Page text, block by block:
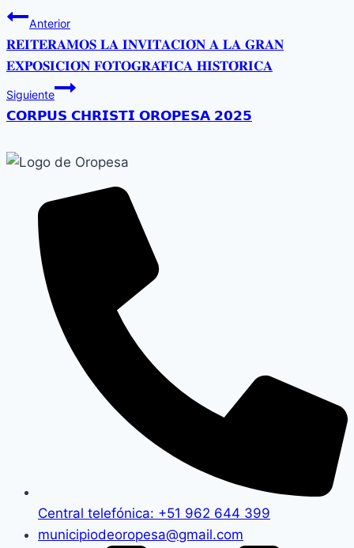
Anterior
𝐑𝐄𝐈𝐓𝐄𝐑𝐀𝐌𝐎𝐒 𝐋𝐀 𝐈𝐍𝐕𝐈𝐓𝐀𝐂𝐈𝐎́𝐍 𝐀 𝐋𝐀 𝐆𝐑𝐀𝐍
𝐄𝐗𝐏𝐎𝐒𝐈𝐂𝐈𝐎́𝐍 𝐅𝐎𝐓𝐎𝐆𝐑𝐀́𝐅𝐈𝐂𝐀 𝐇𝐈𝐒𝐓𝐎́𝐑𝐈𝐂𝐀
Siguiente
𝗖𝗢𝗥𝗣𝗨𝗦 𝗖𝗛𝗥𝗜𝗦𝗧𝗜 𝗢𝗥𝗢𝗣𝗘𝗦𝗔 𝟮𝟬𝟮𝟱
Central telefónica: +51 962 644 399
municipiodeoropesa@gmail.com